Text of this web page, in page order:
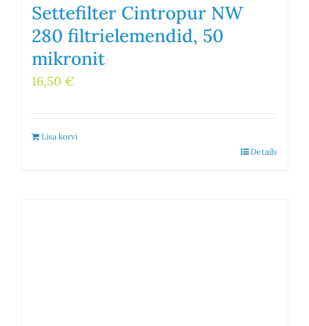
Settefilter Cintropur NW
280 filtrielemendid, 50
mikronit
16,50 €
Lisa korvi
Details